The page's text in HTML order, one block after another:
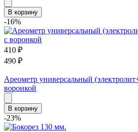
В корзину
-16%
410 ₽
490 ₽
Ареометр универсальный
воронкой
В корзину
-23%